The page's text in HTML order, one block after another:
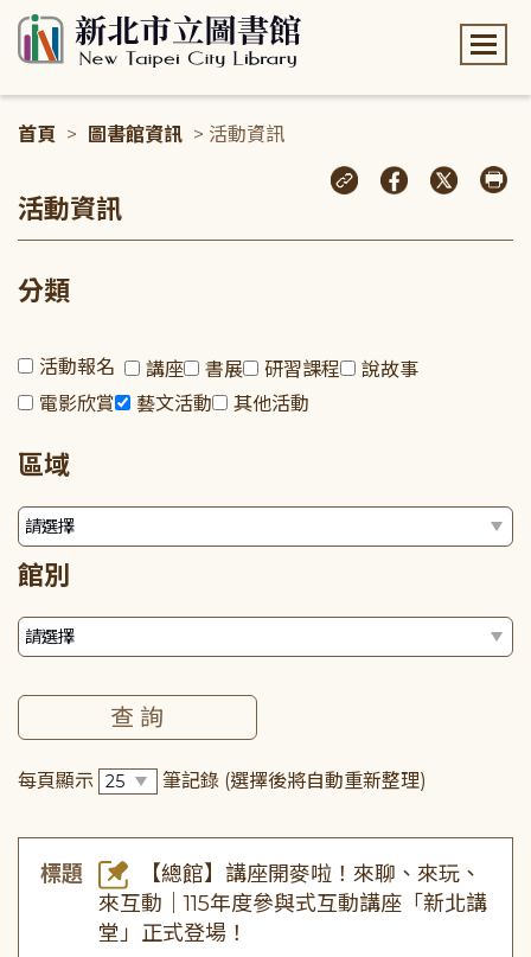
首頁 > 圖書館資訊 > 活動資訊
活動資訊
分類
活動報名 講座 書展 研習課程
說故事
電影欣賞
藝文活動 其他活動
區域
館別
每頁顯示 筆記錄 (選擇後將自動重新整理)
標題
【總館】講座開麥啦！來聊、來玩、
來互動｜115年度參與式互動講座「新北講
堂」正式登場！